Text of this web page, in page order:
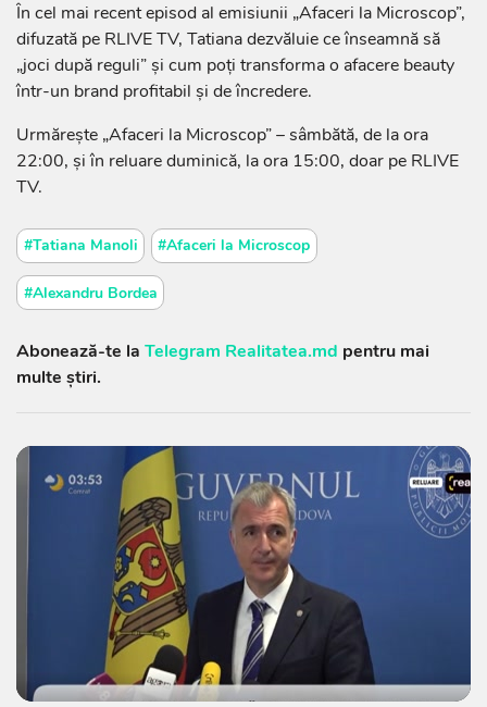
În cel mai recent episod al emisiunii „Afaceri la Microscop”,
difuzată pe RLIVE TV, Tatiana dezvăluie ce înseamnă să
„joci după reguli” și cum poți transforma o afacere beauty
într-un brand profitabil și de încredere.
Urmărește „Afaceri la Microscop” – sâmbătă, de la ora
22:00, și în reluare duminică, la ora 15:00, doar pe RLIVE
TV.
#Tatiana Manoli #Afaceri la Microscop
#Alexandru Bordea
Abonează-te la Telegram Realitatea.md pentru mai
multe știri.